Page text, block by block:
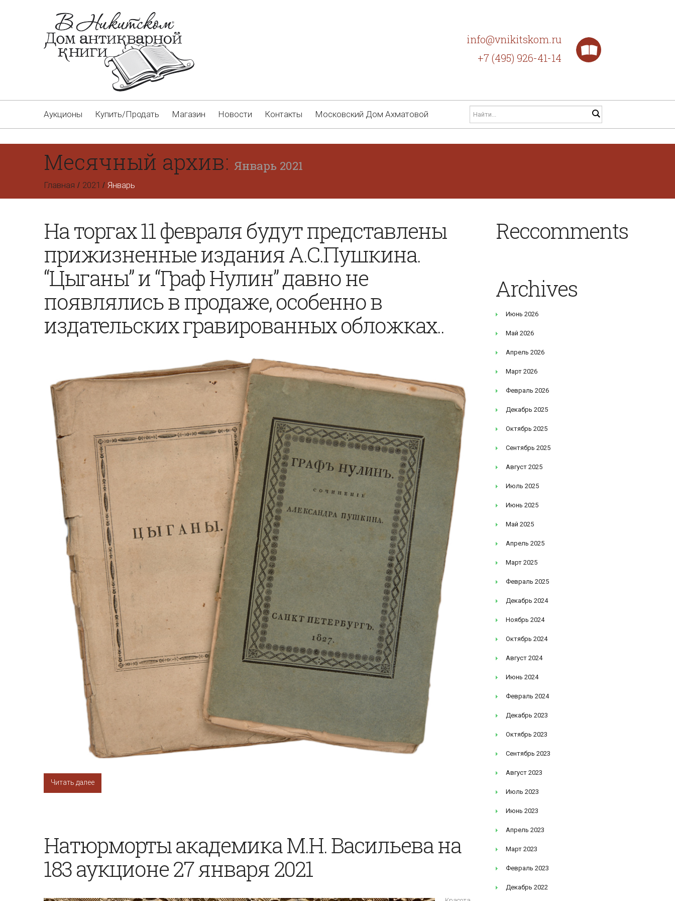
info@vnikitskom.ru
+7 (495) 926-41-14
Аукционы Купить/Продать Магазин Новости Контакты Московский Дом Ахматовой
Месячный архив: Январь 2021
Главная 2021 Январь
На торгах 11 февраля будут представлены
прижизненные издания А.С.Пушкина.
“Цыганы” и “Граф Нулин” давно не
появлялись в продаже, особенно в
издательских гравированных обложках..
Читать далее
Натюрморты академика М.Н. Васильева на
183 аукционе 27 января 2021
Reccomments
Archives
Июнь 2026
Май 2026
Апрель 2026
Март 2026
Февраль 2026
Декабрь 2025
Октябрь 2025
Сентябрь 2025
Август 2025
Июль 2025
Июнь 2025
Май 2025
Апрель 2025
Март 2025
Февраль 2025
Декабрь 2024
Ноябрь 2024
Октябрь 2024
Август 2024
Июнь 2024
Февраль 2024
Декабрь 2023
Октябрь 2023
Сентябрь 2023
Август 2023
Июль 2023
Июнь 2023
Апрель 2023
Март 2023
Февраль 2023
Декабрь 2022